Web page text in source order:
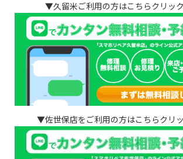
▼久留米ご利用の方はこちらクリッ
▼佐世保店をご利用の方はこちらクリ